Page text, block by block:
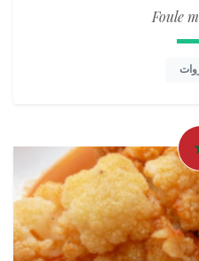
Foule